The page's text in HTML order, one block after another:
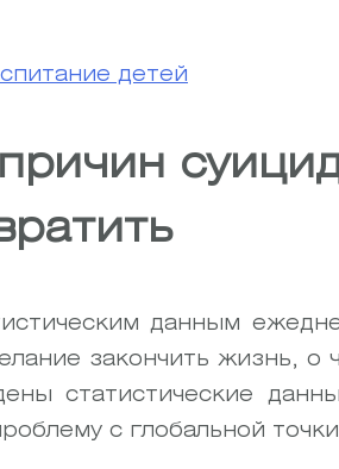
детей
данным
закончить жизнь,
статистические
с глобальной